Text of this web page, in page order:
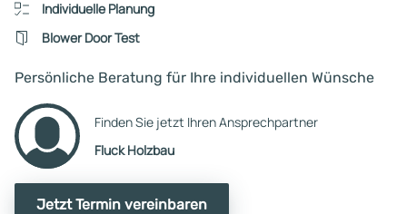
Individuelle Planung
Blower Door Test
Persönliche Beratung für Ihre individuellen Wünsche
Finden Sie jetzt Ihren Ansprechpartner
Fluck Holzbau
Jetzt Termin vereinbaren